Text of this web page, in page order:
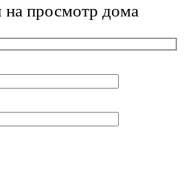
на просмотр дома